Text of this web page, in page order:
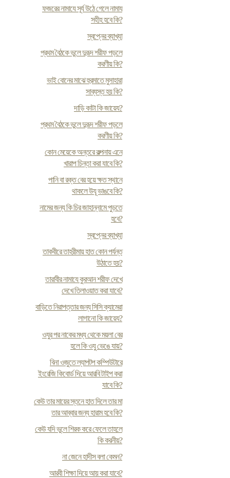
ফজরের নামাযে সূর্য উঠে গেলে নামায
সহীহ হবে কি?
স্বপ্নের ব্যাখ্যা
প্রথম বৈঠকে ভুলে দুরূদ শরীফ পড়লে
করণীয় কি?
ভাই বোনের মাঝে হুরমাতে মুসাহারা
সাব্যস্ত হয় কি?
দাড়ি কাটা কি জায়েয?
প্রথম বৈঠকে ভুলে দুরূদ শরীফ পড়লে
করণীয় কি?
কোন মেয়েকে অন্তরে কল্পনায় এনে
খারাপ চিন্তা করা যাবে কি?
পানি বা রক্ত বের হয়ে ক্ষত স্থানে
থাকলে উযূ ভাঙবে কি?
নামের জন্য কি চির জাহান্নামে পুড়তে
হবে?
স্বপ্নের ব্যাখ্যা
তাকবীরে তাহরীমায় হাত কোন পর্যন্ত
উঠাতে হয়?
তারাবীর নামাযে কুরআন শরীফ দেখে
দেখে তিলাওয়াত করা যাবে?
বাড়িতে নিরাপত্তার জন্য সিসি ক্যামেরা
লাগানো কি জায়েয?
ওযুর পর নাকের মধ্য থেকে ময়লা বের
হলে কি ওযু ভেঙে যায়?
বিনা ওজুতে ল্যাপটপ কম্পিউটারে
ইংরেজি কিবোর্ড দিয়ে আরবি টাইপ করা
যাবে কি?
কেউ তার মায়ের স্তনে হাত দিলে তার মা
তার আব্বার জন্য হারাম হবে কি?
কেউ যদি ভুলে শিরক করে ফেলে তাহলে
কি করনীয়?
না জেনে হাদীস বলা কেমন?
আরবী শিক্ষা দিয়ে আয় করা যাবে?